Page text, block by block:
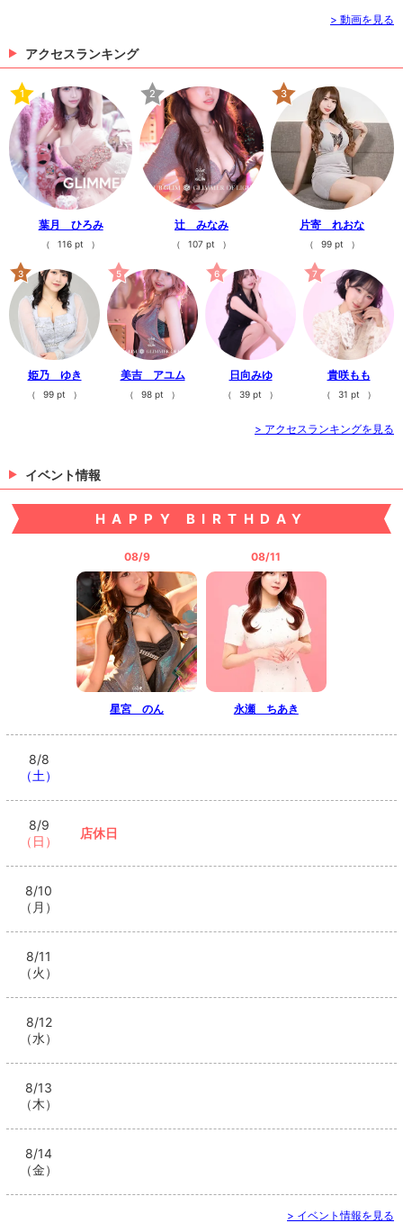
> 動画を見る
アクセスランキング
1
葉月 ひろみ
（ 116 pt ）
2
辻 みなみ
（ 107 pt ）
3
片寄 れおな
（ 99 pt ）
3
姫乃 ゆき
（ 99 pt ）
5
美吉 アユム
（ 98 pt ）
6
日向みゆ
（ 39 pt ）
7
貴咲もも
（ 31 pt ）
> アクセスランキングを見る
イベント情報
HAPPY BIRTHDAY
08/9
星宮 のん
08/11
永瀬 ちあき
8/8
（土）
8/9
（日）
店休日
8/10
（月）
8/11
（火）
8/12
（水）
8/13
（木）
8/14
（金）
> イベント情報を見る